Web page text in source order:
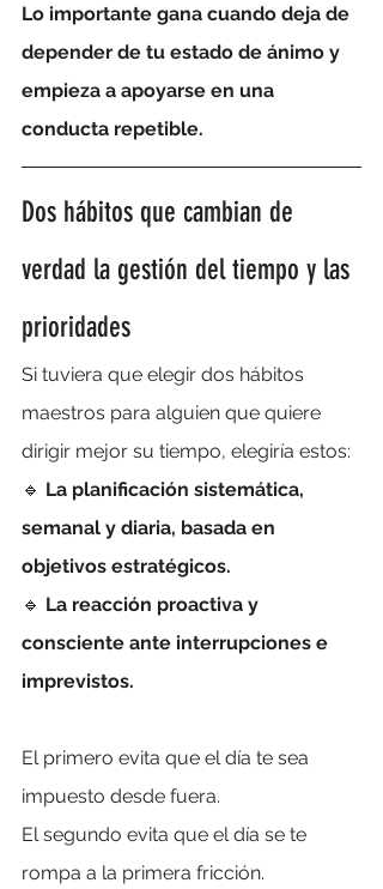
Lo importante gana cuando deja de
depender de tu estado de ánimo y
empieza a apoyarse en una
conducta repetible.
Dos hábitos que cambian de
verdad la gestión del tiempo y las
prioridades
Si tuviera que elegir dos hábitos
maestros para alguien que quiere
dirigir mejor su tiempo, elegiría estos:
🔹 La planificación sistemática,
semanal y diaria, basada en
objetivos estratégicos.
🔹 La reacción proactiva y
consciente ante interrupciones e
imprevistos.
El primero evita que el día te sea
impuesto desde fuera.
El segundo evita que el día se te
rompa a la primera fricción.